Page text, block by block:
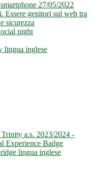
27/05/2022
Essere genitori sul web tra
sicurezza
night
lingua inglese
a.s. 2023/2024 -
Experience Badge
lingua inglese